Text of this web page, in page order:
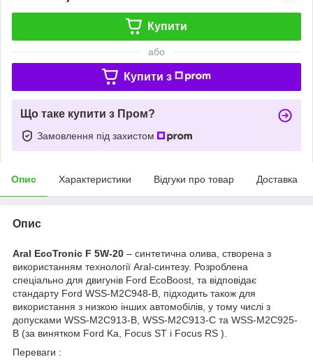
Купити
або
Купити з
Що таке купити з Пром?
Замовлення під захистом
Опис Характеристики Відгуки про товар Доставка
Опис
Aral EcoTronic F 5W-20 – синтетична олива, створена з
використанням технології Aral-синтезу. Розроблена
спеціально для двигунів Ford EcoBoost, та відповідає
стандарту Ford WSS-M2C948-B, підходить також для
використання з низкою інших автомобілів, у тому числі з
допусками WSS-M2C913-B, WSS-M2C913-C та WSS-M2C925-
B (за винятком Ford Ka, Focus ST і Focus RS ).
Переваги :